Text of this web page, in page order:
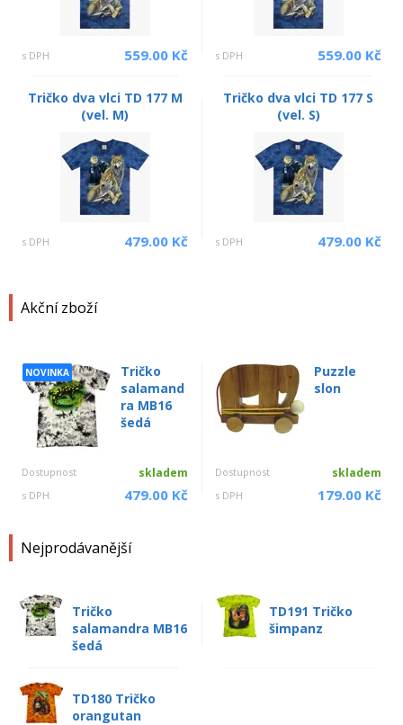
Akční zboží
NOVINKA
Tričko
salamand
ra MB16
šedá
Dostupnost skladem
s DPH 479.00 Kč
Puzzle
slon
Dostupnost skladem
s DPH 179.00 Kč
Nejprodávanější
Tričko
salamandra MB16
šedá
TD191 Tričko
šimpanz
TD180 Tričko
orangutan
s DPH 559.00 Kč s DPH 559.00 Kč
Tričko dva vlci TD 177 M
(vel. M)
s DPH 479.00 Kč
Tričko dva vlci TD 177 S
(vel. S)
s DPH 479.00 Kč